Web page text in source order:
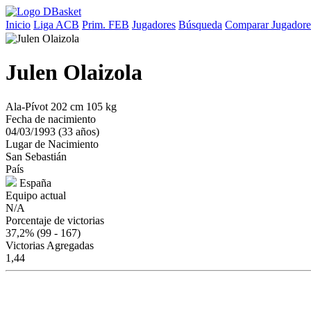
Inicio Liga ACB Prim. FEB Jugadores Búsqueda Comparar
Julen Olaizola
Ala-Pívot 202 cm 105 kg
Fecha de nacimiento
04/03/1993 (33 años)
Lugar de Nacimiento
San Sebastián
País
España
Equipo actual
N/A
Porcentaje de victorias
37,2% (99 - 167)
Victorias Agregadas
1,44